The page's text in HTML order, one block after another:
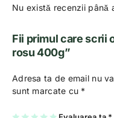
Nu există recenzii până
Fii primul care scrii
rosu 400g”
Adresa ta de email nu
sunt marcate cu *